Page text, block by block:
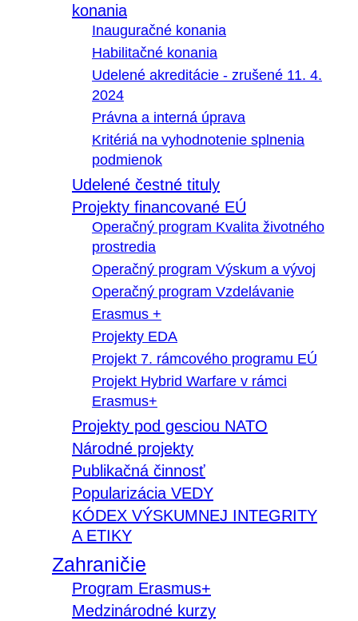
konania
Inauguračné konania
Habilitačné konania
Udelené akreditácie - zrušené 11. 4.
2024
Právna a interná úprava
Kritériá na vyhodnotenie splnenia
podmienok
Udelené čestné tituly
Projekty financované EÚ
Operačný program Kvalita životného
prostredia
Operačný program Výskum a vývoj
Operačný program Vzdelávanie
Erasmus +
Projekty EDA
Projekt 7. rámcového programu EÚ
Projekt Hybrid Warfare v rámci
Erasmus+
Projekty pod gesciou NATO
Národné projekty
Publikačná činnosť
Popularizácia VEDY
KÓDEX VÝSKUMNEJ INTEGRITY
A ETIKY
Zahraničie
Program Erasmus+
Medzinárodné kurzy